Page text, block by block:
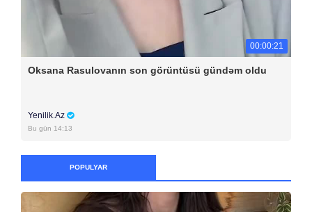
00:00:21
Oksana Rasulovanın son görüntüsü gündəm oldu
Yenilik.Az
Bu gün 14:13
POPULYAR